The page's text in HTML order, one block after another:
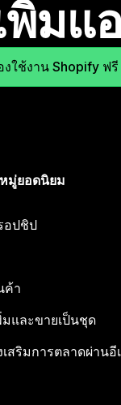
พิ่มแ
ใช้งาน Shopify ฟ
มู่ยอดนิยม
อปชิป
ค้า
มและขายเป็นชุด
เสริมการตลาดผ่านอี